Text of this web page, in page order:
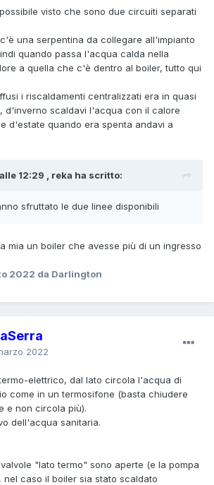
visto che sono due circuiti separati
una serpentina da collegare all'impianto
quando passa l'acqua calda nella
a quella che c'è dentro al boiler, tutto qui
i riscaldamenti centralizzati era in quasi
d'inverno scaldavi l'acqua con il calore
d'estate quando era spenta andavi a
12:29 , reka ha scritto:
sfruttato le due linee disponibili
mia un boiler che avesse più di un ingresso
2022 da Darlington
2022
elettrico, dal lato circola l'acqua di
come in un termosifone (basta chiudere
e non circola più).
dell'acqua sanitaria.
"lato termo" sono aperte (e la pompa
nel caso il boiler sia stato scaldato